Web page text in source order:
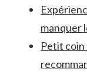
‌manquer
Petit coin